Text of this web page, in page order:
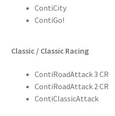
ContiCity
ContiGo!
Classic / Classic Racing
ContiRoadAttack 3 CR
ContiRoadAttack 2 CR
ContiClassicAttack